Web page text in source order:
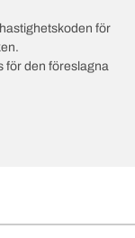
för
för den föreslagna